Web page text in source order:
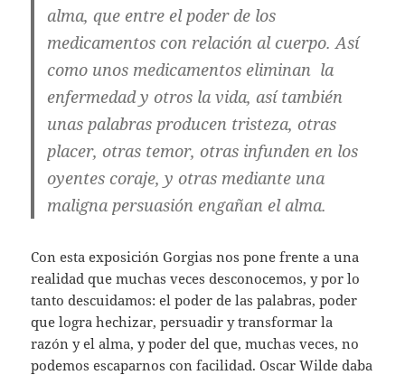
alma, que entre el poder de los
medicamentos con relación al cuerpo. Así
como unos medicamentos eliminan la
enfermedad y otros la vida, así también
unas palabras producen tristeza, otras
placer, otras temor, otras infunden en los
oyentes coraje, y otras mediante una
maligna persuasión engañan el alma.
Con esta exposición Gorgias nos pone frente a una
realidad que muchas veces desconocemos, y por lo
tanto descuidamos: el poder de las palabras, poder
que logra hechizar, persuadir y transformar la
razón y el alma, y poder del que, muchas veces, no
podemos escaparnos con facilidad. Oscar Wilde daba